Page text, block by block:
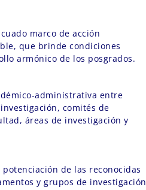
marco de acción
que brinde condiciones
armónico de los posgrados.
administrativa entre
comités de
áreas de investigación y
potenciación de las reconocidas
y grupos de investigación